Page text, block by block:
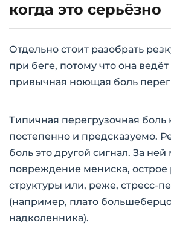
когда это серьёзно
Отдельно стоит разобрать
при беге, потому что она ведёт
привычная ноющая боль
Типичная перегрузочная боль
постепенно и предсказуемо.
боль это другой сигнал. За ней
повреждение мениска,
структуры или, реже, стресс-
(например, плато
надколенника).